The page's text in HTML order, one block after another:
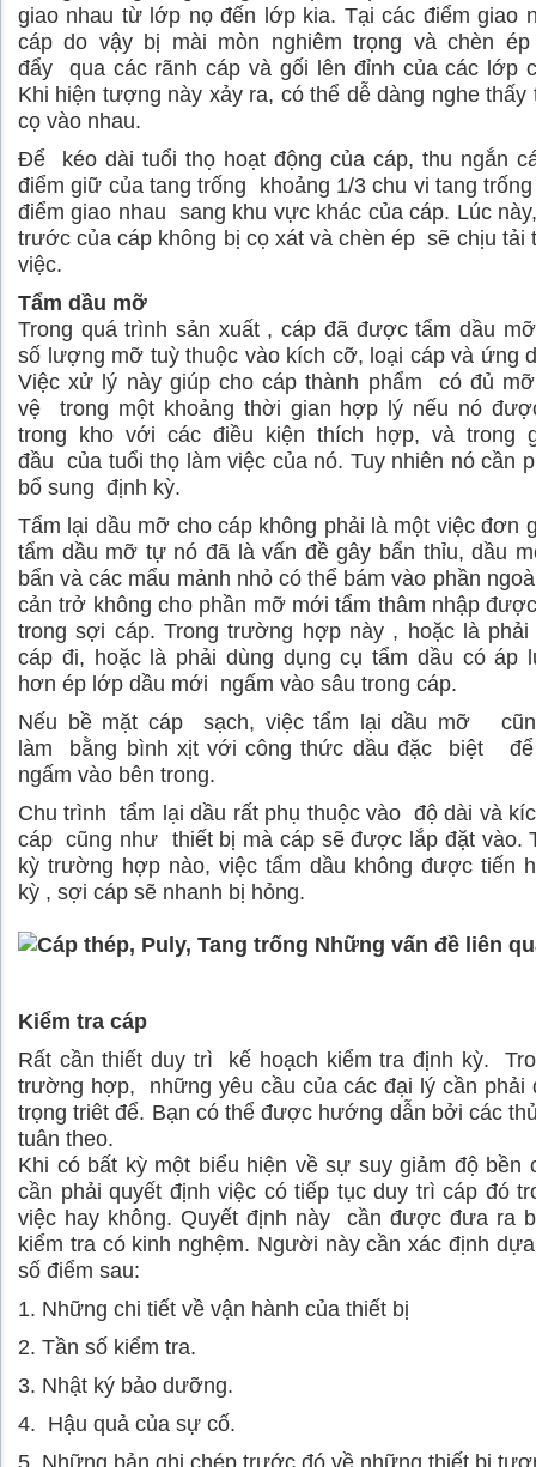
giao nhau từ lớp nọ đến lớp kia. Tại các điểm giao
cáp do vậy bị mài mòn nghiêm trọng và chèn
đẩy qua các rãnh cáp và gối lên đỉnh của các lớp
Khi hiện tượng này xảy ra, có thể dễ dàng nghe thấy
cọ vào nhau.
Để kéo dài tuổi thọ hoạt động của cáp, thu ngắn
điểm giữ của tang trống khoảng 1/3 chu vi tang
điểm giao nhau sang khu vực khác của cáp. Lúc
trước của cáp không bị cọ xát và chèn ép sẽ chịu tải
việc.
Tẩm dầu mỡ
Trong quá trình sản xuất , cáp đã được tẩm dầu
số lượng mỡ tuỳ thuộc vào kích cỡ, loại cáp và ứng
Việc xử lý này giúp cho cáp thành phẩm có đủ
vệ trong một khoảng thời gian hợp lý nếu nó
trong kho với các điều kiện thích hợp, và trong
đầu của tuổi thọ làm việc của nó. Tuy nhiên nó cần
bổ sung định kỳ.
Tẩm lại dầu mỡ cho cáp không phải là một việc đơn
tẩm dầu mỡ tự nó đã là vấn đề gây bẩn thỉu, dầu
bẩn và các mẩu mảnh nhỏ có thể bám vào phần
cản trở không cho phần mỡ mới tẩm thâm nhập
trong sợi cáp. Trong trường hợp này , hoặc là phải
cáp đi, hoặc là phải dùng dụng cụ tẩm dầu có áp
hơn ép lớp dầu mới ngấm vào sâu trong cáp.
Nếu bề mặt cáp sạch, việc tẩm lại dầu mỡ
làm bằng bình xịt với công thức dầu đặc biệt để
ngấm vào bên trong.
Chu trình tẩm lại dầu rất phụ thuộc vào độ dài và
cáp cũng như thiết bị mà cáp sẽ được lắp đặt vào.
kỳ trường hợp nào, việc tẩm dầu không được tiến
kỳ , sợi cáp sẽ nhanh bị hỏng.
Kiểm tra cáp
Rất cần thiết duy trì kế hoạch kiểm tra định kỳ.
trường hợp, những yêu cầu của các đại lý cần phải
trọng triêt để. Bạn có thể được hướng dẫn bởi các
tuân theo.
Khi có bất kỳ một biểu hiện về sự suy giảm độ bền
cần phải quyết định việc có tiếp tục duy trì cáp đó
việc hay không. Quyết định này cần được đưa ra
kiểm tra có kinh nghệm. Người này cần xác định
số điểm sau:
1. Những chi tiết về vận hành của thiết bị
2. Tần số kiểm tra.
3. Nhật ký bảo dưỡng.
4. Hậu quả của sự cố.
5. Những bản ghi chép trước đó về những thiết bị